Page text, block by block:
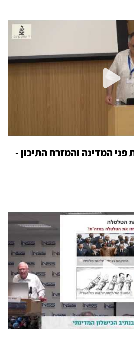
המדינה והמזרח התיכון -